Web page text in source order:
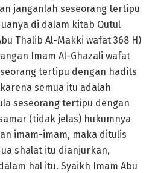
janganlah seseorang tertipu
di dalam kitab Qutul
Thalib Al-Makki wafat 368 H)
Imam Al-Ghazali wafat
tertipu dengan hadits
semua itu adalah
seseorang tertipu dengan
(tidak jelas) hukumnya
imam-imam, maka ditulis
shalat itu dianjurkan,
hal itu. Syaikh Imam Abu